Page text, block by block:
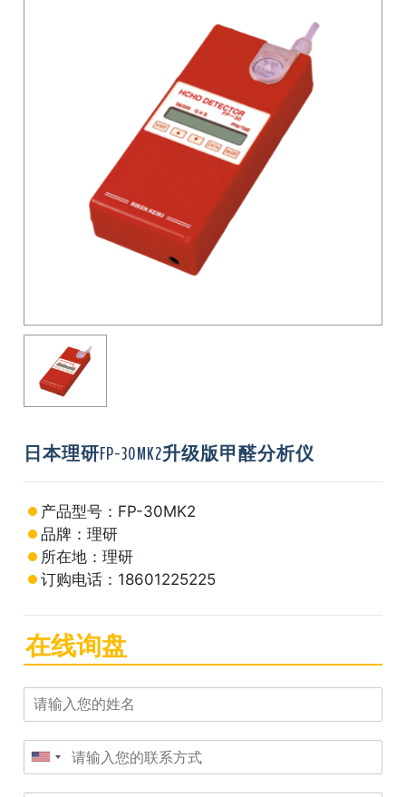
日本理研FP-30MK2升级版甲醛分析仪
产品型号：FP-30MK2
品牌：理研
所在地：理研
订购电话：18601225225
在线询盘